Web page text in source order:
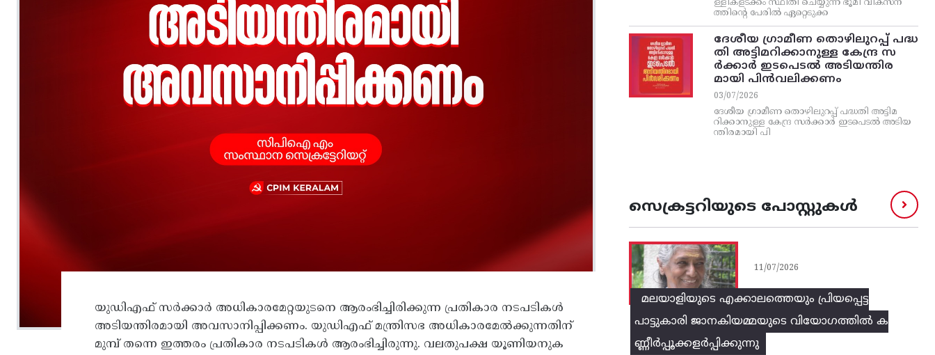
യുഡിഎഫ്‌ സര്‍ക്കാര്‍ അധികാരമേറ്റയുടനെ ആരംഭിച്ചിരിക്കുന്ന പ്രതികാര നടപടികള്‍
അടിയന്തിരമായി അവസാനിപ്പിക്കണം. യുഡിഎഫ്‌ മന്ത്രിസഭ അധികാരമേല്‍ക്കുന്നതിന്‌
മുമ്പ്‌ തന്നെ ഇത്തരം പ്രതികാര നടപടികള്‍ ആരംഭിച്ചിരുന്നു. വലതുപക്ഷ യൂണിയനുക
ള്ളികളടക്കം സ്ഥിതി ചെയ്യുന്ന ഭൂമി വികസന
ത്തിന്റെ പേരിൽ ഏറ്റെടുക്ക
ദേശീയ ഗ്രാമീണ തൊഴിലുറപ്പ്‌ പദ്ധ
തി അട്ടിമറിക്കാനുള്ള കേന്ദ്ര സ
ര്‍ക്കാര്‍ ഇടപെടല്‍ അടിയന്തിര
മായി പിന്‍വലിക്കണം
03/07/2026
ദേശീയ ഗ്രാമീണ തൊഴിലുറപ്പ്‌ പദ്ധതി അട്ടിമ
റിക്കാനുള്ള കേന്ദ്ര സര്‍ക്കാര്‍ ഇടപെടല്‍ അടിയ
ന്തിരമായി പി
സെക്രട്ടറിയുടെ പോസ്റ്റുകൾ
മലയാളിയുടെ എക്കാലത്തെയും പ്രിയപ്പെട്ട
പാട്ടുകാരി ജാനകിയമ്മയുടെ വിയോഗത്തിൽ ക
ണ്ണീർപ്പൂക്കളർപ്പിക്കുന്നു
11/07/2026